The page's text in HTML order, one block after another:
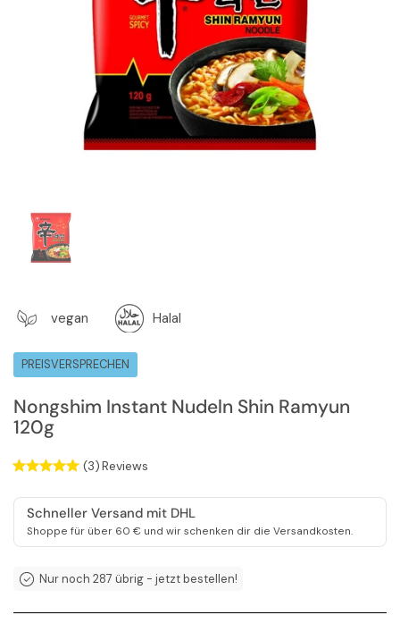
Zeige Folie 1
vegan Halal
PREISVERSPRECHEN
Nongshim Instant Nudeln Shin Ramyun
120g
(3)Reviews
Schneller Versand mit DHL
Shoppe für über 60 € und wir schenken dir die Versandkosten.
Nur noch 287 übrig - jetzt bestellen!